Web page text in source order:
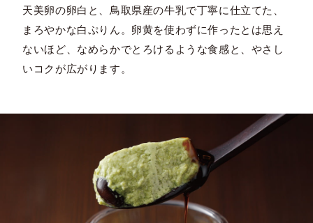
天美卵の卵白と、鳥取県産の牛乳で丁寧に仕立てた、
まろやかな白ぷりん。卵黄を使わずに作ったとは思え
ないほど、なめらかでとろけるような食感と、やさし
いコクが広がります。